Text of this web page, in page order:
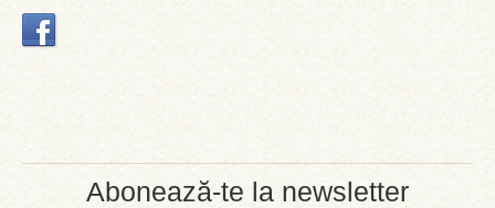
Abonează-te la newsletter